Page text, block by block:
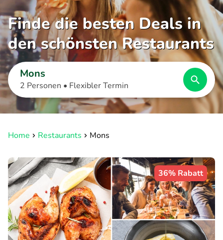
Finde die besten Deals in
den schönsten Restaurants
Mons
2 Personen • Flexibler Termin
Home Restaurants Mons
36% Rabatt